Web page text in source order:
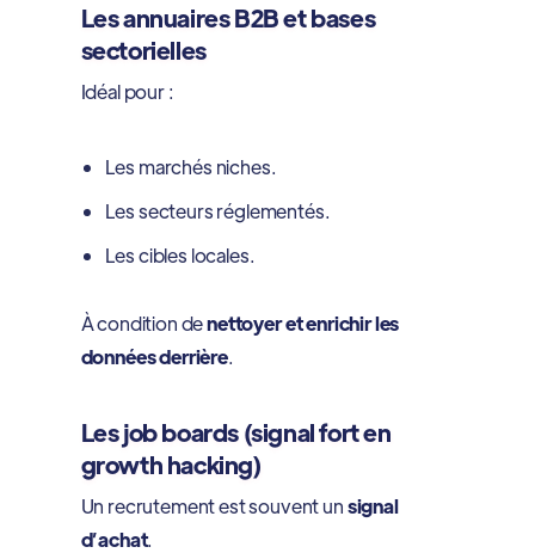
Les annuaires B2B et bases
sectorielles
Idéal pour :
Les marchés niches.
Les secteurs réglementés.
Les cibles locales.
À condition denettoyer et enrichir les
données derrière.
Les job boards (signal fort en
growth hacking)
Un recrutement est souvent unsignal
d’achat.